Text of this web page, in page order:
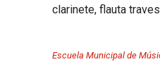
clarinete, flauta
Escuela Municipal de